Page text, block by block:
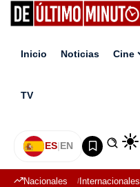
Inicio Noticias Cine
TV
ES|EN
Nacionales Internacionales